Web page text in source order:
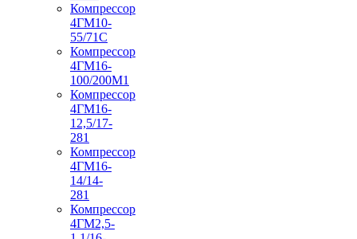
Компрессор
4ГМ10-
55/71С
Компрессор
4ГМ16-
100/200М1
Компрессор
4ГМ16-
12,5/17-
281
Компрессор
4ГМ16-
14/14-
281
Компрессор
4ГМ2,5-